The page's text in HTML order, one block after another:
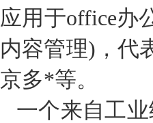
应用于office办
内容管理)，代
京多*等。
一个来自工